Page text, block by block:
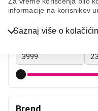
informacije na korisnikov
Saznaj više o
Bela tehnika
TV, audio, video i foto
IT & Gaming
Cena
Brend